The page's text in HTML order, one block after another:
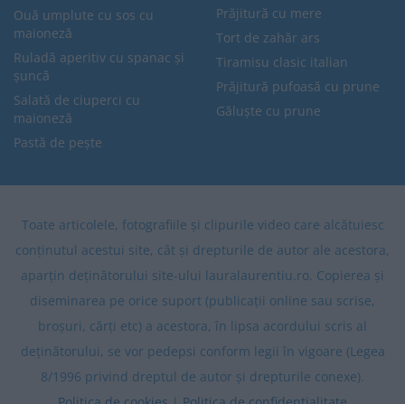
Ouă umplute cu sos cu
maioneză
Ruladă aperitiv cu spanac și
șuncă
Salată de ciuperci cu
maioneză
Pastă de pește
Prăjitură cu mere
Tort de zahăr ars
Tiramisu clasic italian
Prăjitură pufoasă cu prune
Găluște cu prune
Toate articolele, fotografiile și clipurile video care alcătuiesc
conținutul acestui site, cât și drepturile de autor ale acestora,
aparțin deținătorului site-ului lauralaurentiu.ro. Copierea și
diseminarea pe orice suport (publicații online sau scrise,
broșuri, cărți etc) a acestora, în lipsa acordului scris al
deținătorului, se vor pedepsi conform legii în vigoare (Legea
8/1996 privind dreptul de autor și drepturile conexe).